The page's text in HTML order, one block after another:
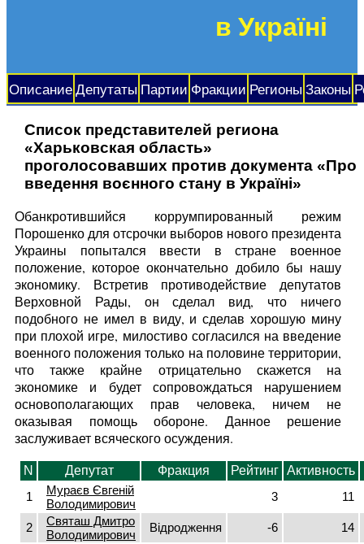
в Україні
Описание Депутаты Партии Фракции Регионы Законы
Список представителей региона
«Харьковская область»
проголосовавших против документа «Про
введення воєнного стану в Україні»
Обанкротившийся коррумпированный режим
Порошенко для отсрочки выборов нового президента
Украины попытался ввести в стране военное
положение, которое окончательно добило бы нашу
экономику. Встретив противодействие депутатов
Верховной Рады, он сделал вид, что ничего
подобного не имел в виду, и сделав хорошую мину
при плохой игре, милостиво согласился на введение
военного положения только на половине территории,
что также крайне отрицательно скажется на
экономике и будет сопровождаться нарушением
основополагающих прав человека, ничем не
оказывая помощь обороне. Данное решение
заслуживает всяческого осуждения.
N Депутат Фракция Рейтинг Активность
1
Мураєв Євгеній
Володимирович
3 11
2
Святаш Дмитро
Володимирович
Відродження -6 14